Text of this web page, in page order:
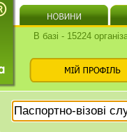
В базі - 15224